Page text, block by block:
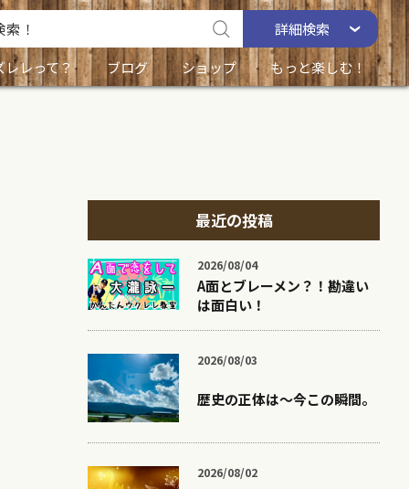
詳細検索
レレって？
ブログ ショップ もっと楽しむ！
最近の投稿
2026/08/04
A面とブレーメン？！勘違い
は面白い！
2026/08/03
歴史の正体は〜今この瞬間。
2026/08/02